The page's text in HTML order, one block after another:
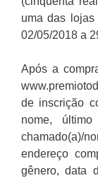
uma das lojas
02/05/2018 a
Após a
de inscrição
nome,
chamado(a)/
endereço
gênero, data